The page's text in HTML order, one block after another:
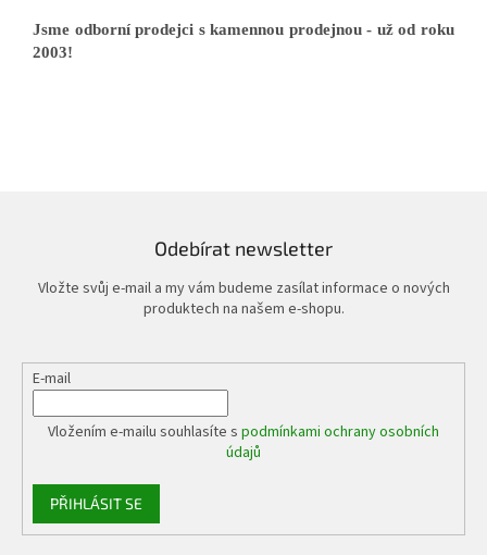
Jsme odborní prodejci s kamennou prodejnou - už od roku
2003!
Odebírat newsletter
Vložte svůj e-mail a my vám budeme zasílat informace o nových
produktech na našem e-shopu.
E-mail
Vložením e-mailu souhlasíte s podmínkami ochrany osobních
údajů
PŘIHLÁSIT SE